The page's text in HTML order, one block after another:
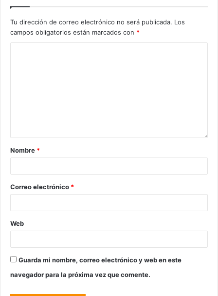
Tu dirección de correo electrónico no será publicada. Los
campos obligatorios están marcados con *
Nombre *
Correo electrónico *
Web
Guarda mi nombre, correo electrónico y web en este
navegador para la próxima vez que comente.